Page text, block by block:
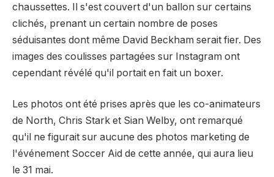
chaussettes. Il s'est couvert d'un ballon sur certains
clichés, prenant un certain nombre de poses
séduisantes dont même David Beckham serait fier. Des
images des coulisses partagées sur Instagram ont
cependant révélé qu'il portait en fait un boxer.
Les photos ont été prises après que les co-animateurs
de North, Chris Stark et Sian Welby, ont remarqué
qu'il ne figurait sur aucune des photos marketing de
l'événement Soccer Aid de cette année, qui aura lieu
le 31 mai.